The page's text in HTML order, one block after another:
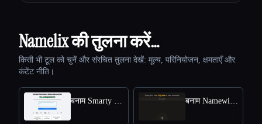
Namelix की तुलना करें…
किसी भी टूल को चुनें और संरचित तुलना देखें: मूल्य, परिनियोजन, क्षमताएँ और
कंटेंट नीति।